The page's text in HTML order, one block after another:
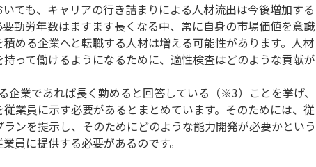
ても、キャリアの行き詰まりによる人材流出は今後増加する
勤労年数はますます長くなる中、常に自身の市場価値を意識
める企業へと転職する人材は増える可能性があります。人材
って働けるようになるために、適性検査はどのような貢献が
業であれば長く勤めると回答している（※3）ことを挙げ、
業員に示す必要があるとまとめています。そのためには、従
ンを提示し、そのためにどのような能力開発が必要かという
員に提供する必要があるのです。